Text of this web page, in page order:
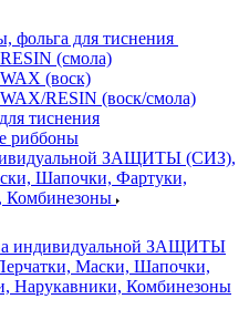
фольга для тиснения
(смола)
(воск)
RESIN (воск/смола)
тиснения
риббоны
ЗАЩИТЫ (СИЗ),
Шапочки, Фартуки,
Комбинезоны
индивидуальной ЗАЩИТЫ
Маски, Шапочки,
Нарукавники, Комбинезоны